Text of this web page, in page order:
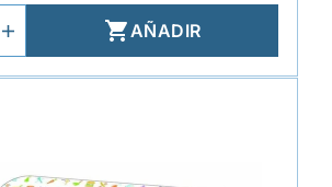
AÑADIR